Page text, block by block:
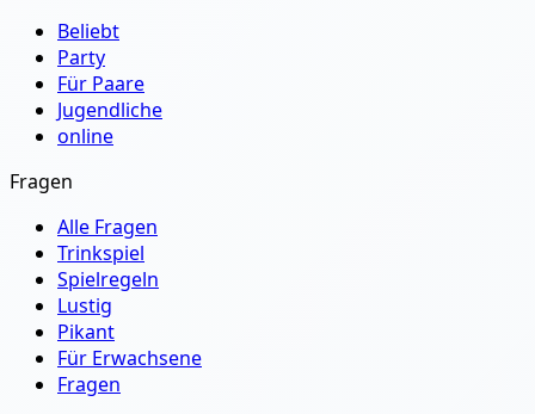
Beliebt
Party
Für Paare
Jugendliche
online
Fragen
Alle Fragen
Trinkspiel
Spielregeln
Lustig
Pikant
Für Erwachsene
Fragen